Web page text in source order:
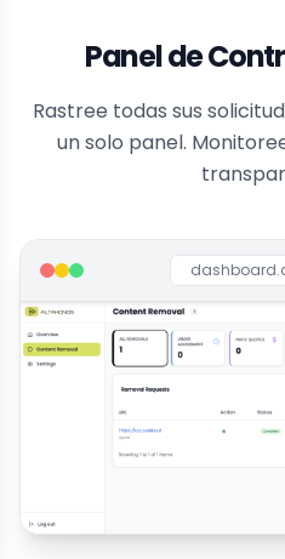
Panel de
Rastree todas sus
un solo panel.